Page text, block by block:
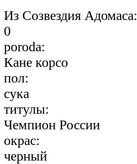
Из Созвездия Адомаса:
0
poroda:
Кане корсо
пол:
сука
титулы:
Чемпион России
окрас:
черный